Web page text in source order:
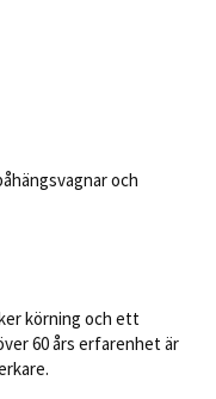
och
körning och ett
60 års erfarenhet är